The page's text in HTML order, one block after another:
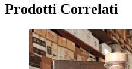
Prodotti Correlati